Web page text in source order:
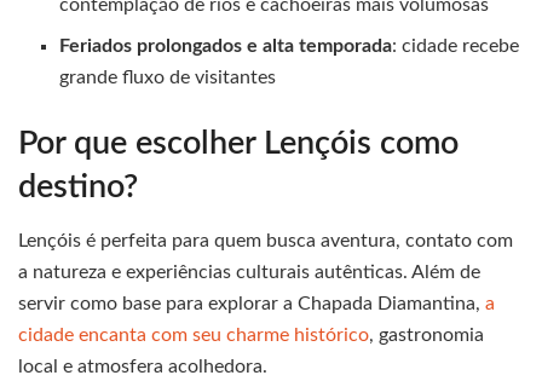
contemplação de rios e cachoeiras mais volumosas
Feriados prolongados e alta temporada: cidade recebe
grande fluxo de visitantes
Por que escolher Lençóis como
destino?
Lençóis é perfeita para quem busca aventura, contato com
a natureza e experiências culturais autênticas. Além de
servir como base para explorar a Chapada Diamantina, a
cidade encanta com seu charme histórico, gastronomia
local e atmosfera acolhedora.